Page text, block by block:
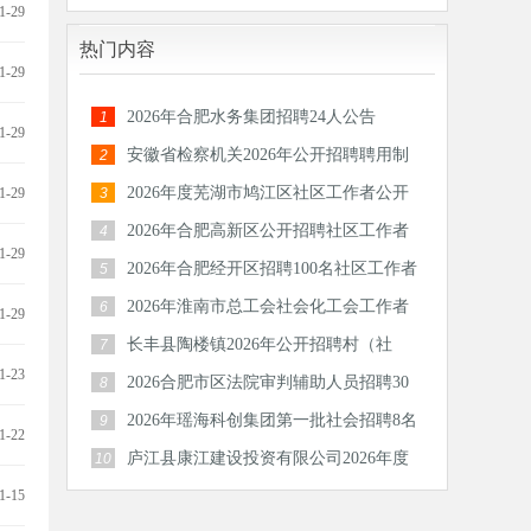
29
29
29
29
29
29
23
22
15
区)后备干部20名公告
热门内容
1 2026年合肥水务集团招聘24人公告
2
安徽省检察机关2026年公开招聘聘用制
书记员公告
3
2026年度芜湖市鸠江区社区工作者公开
招聘公告
4
2026年合肥高新区公开招聘社区工作者
96人
5 2026年合肥经开区招聘100名社区工作者
6
2026年淮南市总工会社会化工会工作者
招聘11人公告
7
长丰县陶楼镇2026年公开招聘村（社
区）后备干部18人公告
8
2026合肥市区法院审判辅助人员招聘30
人公告
9
2026年瑶海科创集团第一批社会招聘8名
公告
10
庐江县康江建设投资有限公司2026年度
公开招聘工作人员26人公告